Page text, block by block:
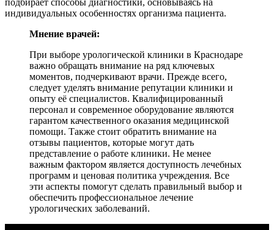
индивидуальных особенностях организма пациента.
Мнение врачей:
При выборе урологической клиники в Краснодаре
важно обращать внимание на ряд ключевых
моментов, подчеркивают врачи. Прежде всего,
следует уделять внимание репутации клиники и
опыту её специалистов. Квалифицированный
персонал и современное оборудование являются
гарантом качественного оказания медицинской
помощи. Также стоит обратить внимание на
отзывы пациентов, которые могут дать
представление о работе клиники. Не менее
важным фактором является доступность лечебных
программ и ценовая политика учреждения. Все
эти аспекты помогут сделать правильный выбор и
обеспечить профессиональное лечение
урологических заболеваний.